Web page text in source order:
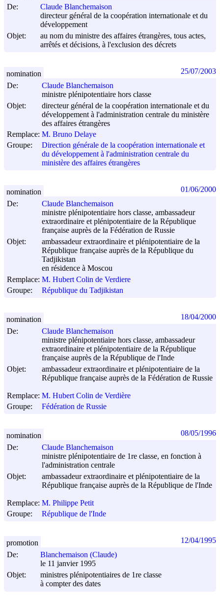
De:
Claude Blanchemaison
directeur général de la coopération internationale et du
développement
Objet:
au nom du ministre des affaires étrangères, tous actes,
arrêtés et décisions, à l'exclusion des décrets
De:
Claude Blanchemaison
ministre plénipotentiaire hors classe
Objet:
directeur général de la coopération internationale et du
développement à l'administration centrale du ministère
des affaires étrangères
Remplace: M. Bruno Delaye
Groupe:
Direction générale de la coopération internationale et
du développement à l'administration centrale du
ministère des affaires étrangères
nomination 25/07/2003
De:
Claude Blanchemaison
ministre plénipotentiaire hors classe, ambassadeur
extraordinaire et plénipotentiaire de la République
française auprès de la Fédération de Russie
Objet:
ambassadeur extraordinaire et plénipotentiaire de la
République française auprès de la République du
Tadjikistan
en résidence à Moscou
Remplace: M. Hubert Colin de Verdiere
Groupe:
République du Tadjikistan
nomination 01/06/2000
De:
Claude Blanchemaison
ministre plénipotentiaire hors classe, ambassadeur
extraordinaire et plénipotentiaire de la République
française auprès de la République de l'Inde
Objet:
ambassadeur extraordinaire et plénipotentiaire de la
République française auprès de la Fédération de Russie
Remplace: M. Hubert Colin de Verdière
Groupe:
Fédération de Russie
nomination 18/04/2000
De:
Claude Blanchemaison
ministre plénipotentiaire de 1re classe, en fonction à
l'administration centrale
Objet:
ambassadeur extraordinaire et plénipotentiaire de la
République française auprès de la République de l'Inde
Remplace: M. Philippe Petit
Groupe:
République de l'Inde
nomination 08/05/1996
De:
Blanchemaison (Claude)
le 11 janvier 1995
Objet:
ministres plénipotentiaires de 1re classe
à compter des dates
promotion 12/04/1995